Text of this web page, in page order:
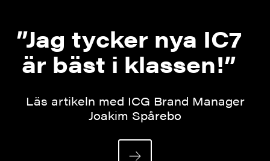
”Jag tycker nya IC7
är bäst i klassen!”
Läs artikeln med ICG Brand Manager
Joakim Spårebo